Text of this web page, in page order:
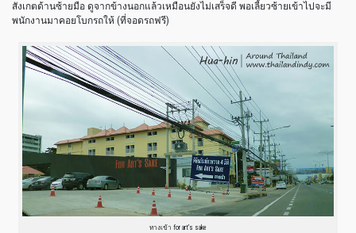
สังเกตด้านซ้ายมือ ดูจากข้างนอกแล้วเหมือนยังไม่เสร็จดี พอเลี้ยวซ้ายเข้าไปจะมี
พนักงานมาคอยโบกรถให้ (ที่จอดรถฟรี)
ทางเข้า for art’s sake